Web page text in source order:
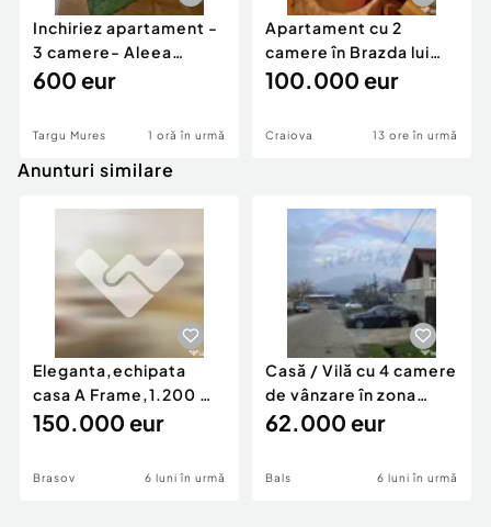
Inchiriez apartament -
3 camere- Aleea
Carpati
600 eur
Targu Mures 1 oră în urmă
Apartament cu 2
camere în Brazda lui
Novac
100.000 eur
Craiova 13 ore în urmă
Anunturi similare
Eleganta,echipata
casa A Frame,1.200 mp
teren,deschidere Pia
150.000 eur
Brasov 6 luni în urmă
Casă / Vilă cu 4 camere
de vânzare în zona
Periferie
62.000 eur
Bals 6 luni în urmă